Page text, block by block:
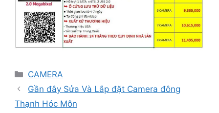
Danh
mục
CAMERA
Gần đây Sửa Và Lắp đặt Camera đông
Thạnh Hóc Môn